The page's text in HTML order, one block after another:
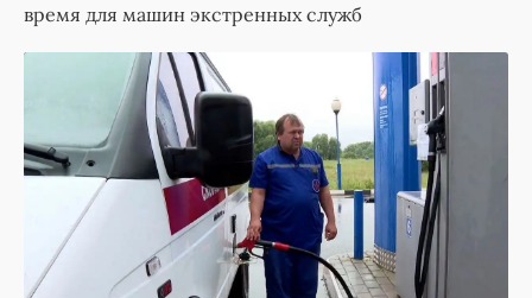
время для машин экстренных служб